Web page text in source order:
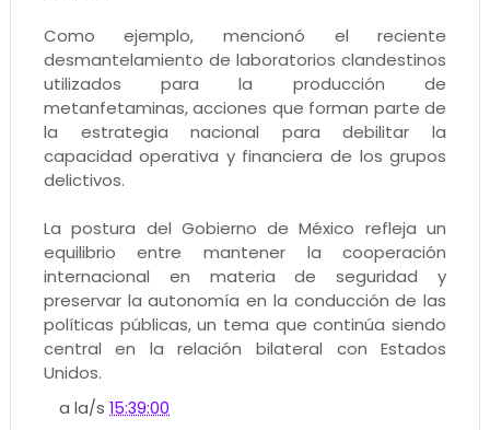
Como ejemplo, mencionó el reciente
desmantelamiento de laboratorios clandestinos
utilizados para la producción de
metanfetaminas, acciones que forman parte de
la estrategia nacional para debilitar la
capacidad operativa y financiera de los grupos
delictivos.
La postura del Gobierno de México refleja un
equilibrio entre mantener la cooperación
internacional en materia de seguridad y
preservar la autonomía en la conducción de las
políticas públicas, un tema que continúa siendo
central en la relación bilateral con Estados
Unidos.
a la/s15:39:00